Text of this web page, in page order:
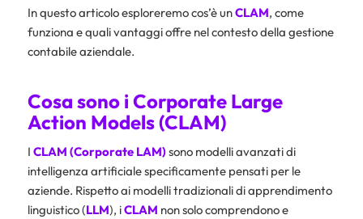
In questo articolo esploreremo cos’è unCLAM, come
funziona e quali vantaggi offre nel contesto della gestione
contabile aziendale.
Cosa sono i Corporate Large
Action Models (CLAM)
I CLAM (Corporate LAM)sono modelli avanzati di
intelligenza artificiale specificamente pensati per le
aziende. Rispetto ai modelli tradizionali di apprendimento
linguistico (LLM), iCLAM non solo comprendono e